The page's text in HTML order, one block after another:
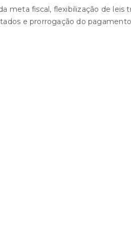
meta fiscal, flexibilização de leis
e prorrogação do